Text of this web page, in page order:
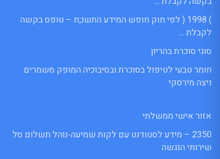
) 1998 ( לפי חוק חופש המידע התשנ;ח – טופס בקשה
לקבלת …
סוגי סוכרת בהריון
חומר טבעי לטיפול בסוכרת ובסיבוכיה המופק משמרים
ניצה מירסקי
אזור אישי ממשלתי
2350 – מידע לסטודנט עם לקות שמיעה-נוהל תשלום סל
שירותי הנגשה